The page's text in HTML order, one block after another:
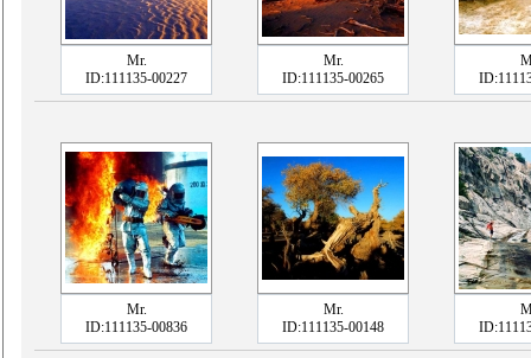
Mr.
ID:111135-00227
Mr.
ID:111135-00265
Mr.
ID:111135-00836
Mr.
ID:111135-00148